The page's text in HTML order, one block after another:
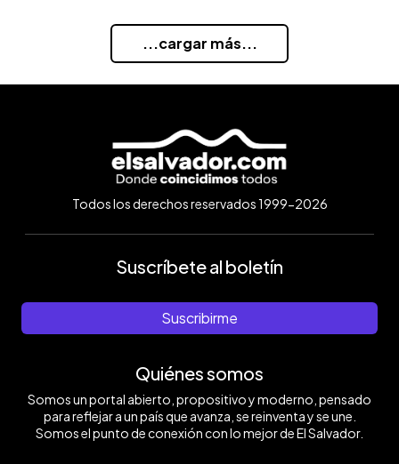
...cargar más...
Todos los derechos reservados 1999-2026
Suscríbete al boletín
Suscribirme
Quiénes somos
Somos un portal abierto, propositivo y moderno, pensado
para reflejar a un país que avanza, se reinventa y se une.
Somos el punto de conexión con lo mejor de El Salvador.